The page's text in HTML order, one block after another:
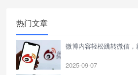
热门文章
微博内容轻松跳转微信，
2025-09-07